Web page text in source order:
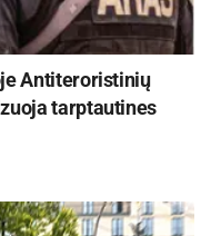
Antiteroristinių
tarptautines